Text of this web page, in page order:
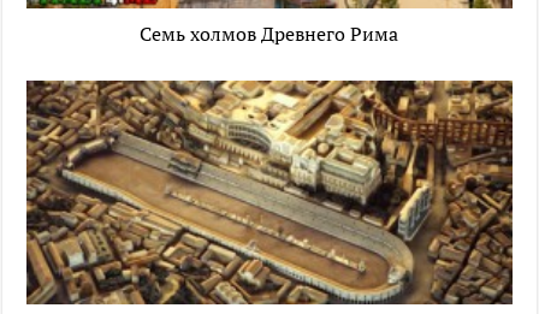
Семь холмов Древнего Рима